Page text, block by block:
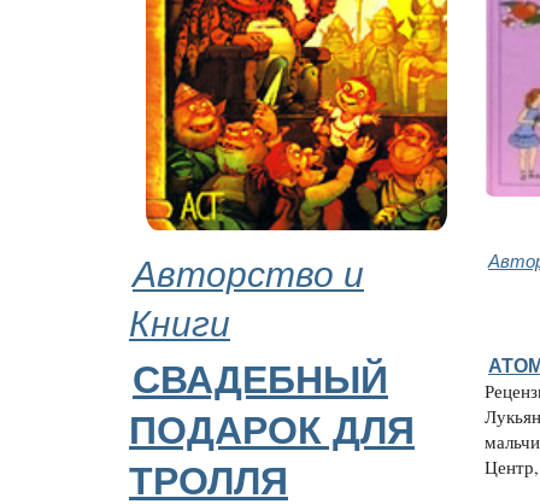
Авторство и
Книги
СВАДЕБНЫЙ
ПОДАРОК ДЛЯ
ТРОЛЛЯ